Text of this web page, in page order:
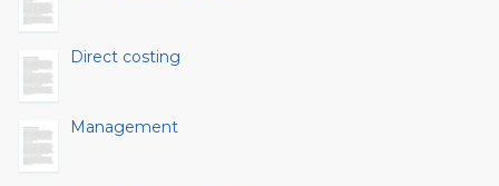
Direct costing
Management